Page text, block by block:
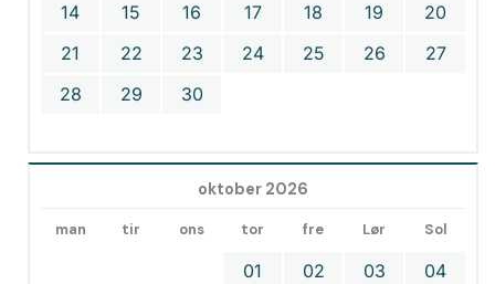
14
15 16 17 18 19
20
21
22 23 24 25 26
27
28
29 30
oktober 2026
man tir ons tor fre Lør Sol
01 02 03
04